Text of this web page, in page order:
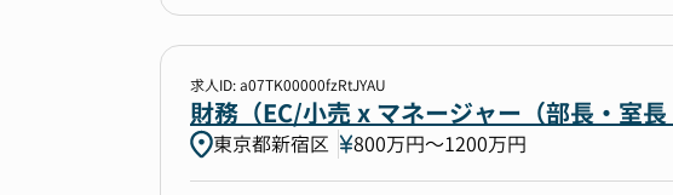
- 運転資本の効率的な管理
- 新規事業や投資案件に関する財務的観点からのアドバ
④税務戦略
・調達
∟デッドファインナンスとしての銀行交渉
・オペレーションの改善
∟送金・入金業務の早期化、システム・データ基盤整
■共通
また、ご経験とご意向に応じて以下の領域への兼務や
・経理部門のマネジメント
・エクイティファイナンスとIR
求人ID: a07TK00000fzRtJYAU
財務（EC/小売 x マネージャー（部長・室
東京都新宿区 800万円〜1200万円